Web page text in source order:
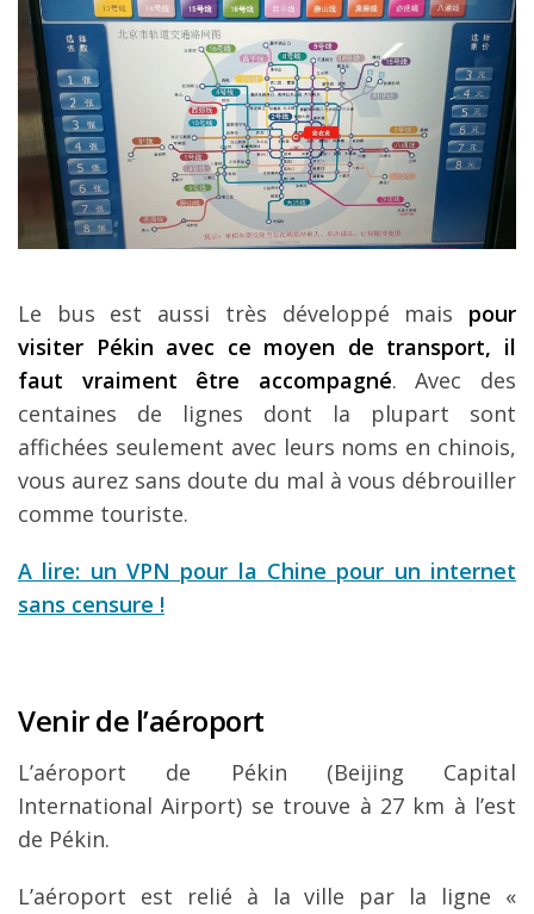
Le bus est aussi très développé mais pour
visiter Pékin avec ce moyen de transport, il
faut vraiment être accompagné. Avec des
centaines de lignes dont la plupart sont
affichées seulement avec leurs noms en chinois,
vous aurez sans doute du mal à vous débrouiller
comme touriste.
A lire: un VPN pour la Chine pour un internet
sans censure !
Venir de l’aéroport
L’aéroport de Pékin (Beijing Capital
International Airport) se trouve à 27 km à l’est
de Pékin.
L’aéroport est relié à la ville par la ligne «